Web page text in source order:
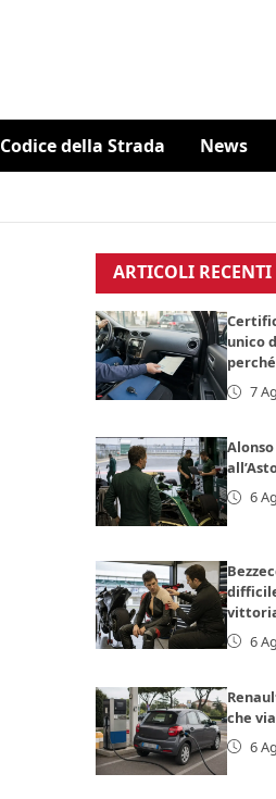
Codice della Strada News
ARTICOLI RECENTI
unico
7
6
6
che
6